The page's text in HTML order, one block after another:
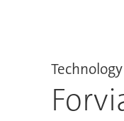
Technology